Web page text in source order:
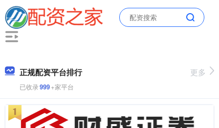
正规配资平台排行
已收录999+家平台
更多